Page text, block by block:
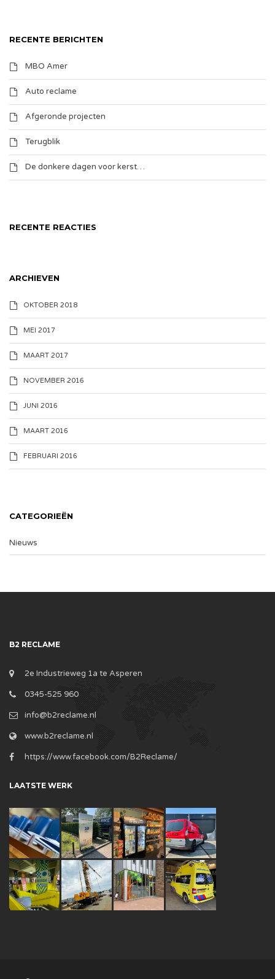
RECENTE BERICHTEN
MBO Amer
Auto reclame
Afgeronde projecten
Terugblik
De donkere dagen voor kerst…
RECENTE REACTIES
ARCHIEVEN
OKTOBER 2018
MEI 2017
MAART 2017
NOVEMBER 2016
JUNI 2016
MAART 2016
FEBRUARI 2016
CATEGORIEËN
Nieuws
B2 RECLAME
2e Industrieweg 1a te Asperen
0345-525 960
info@b2reclame.nl
www.b2reclame.nl
https://www.facebook.com/B2Reclame/
LAATSTE WERK